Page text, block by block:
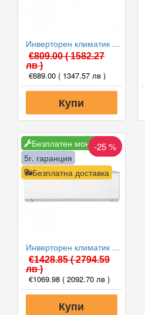
Инверторен климатик Gree GWH09AABXB-K6DNA2A-I/GWH09AGBXB-K6DNA1A-O INFINITY II WiFi, 9000 BTU, Клас A++
€809.00( 1582.27
лв )
€689.00 ( 1347.57 лв )
Купи
Безплатен монтаж
Безплатна доставка
5г. гаранция
-25 %
Инверторен климатик Gree GWH09YD-S6DBA1-I/GWH09YD-S6DBA1-O AMBER NORDIC WiFi, 9000 BTU, Клас A+++
€1428.85( 2794.59
лв )
€1069.98 ( 2092.70 лв )
Купи